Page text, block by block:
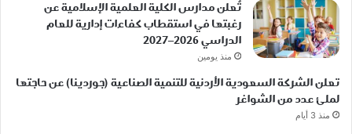
تُعلن مدارس الكلية العلمية الإسلامية عن
رغبتها في استقطاب كفاءات إدارية للعام
الدراسي 2026–2027
منذ يومين
تعلن الشركة السعودية الأردنية للتنمية الصناعية (جوردينا) عن حاجتها
لملئ عدد من الشواغر
منذ 3 أيام